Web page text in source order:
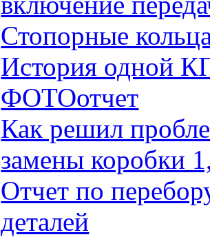
Стопорные
История одной
ФОТОотчет
Как решил
замены коробки
Отчет по
деталей